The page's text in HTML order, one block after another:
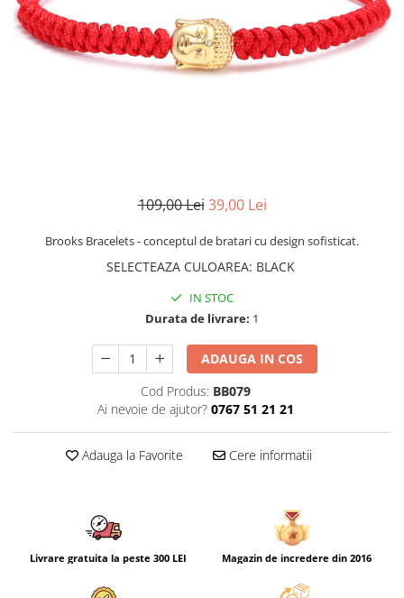
CERCEI
CEASURI DAMA
109,00 Lei 39,00 Lei
Brooks Bracelets - conceptul de bratari cu design sofisticat.
SELECTEAZA CULOAREA: BLACK
IN STOC
Durata de livrare: 1
ADAUGA IN COS
Cod Produs: BB079
Ai nevoie de ajutor? 0767 51 21 21
Adauga la Favorite Cere informatii
Livrare gratuita la peste 300 LEI Magazin de incredere din 2016